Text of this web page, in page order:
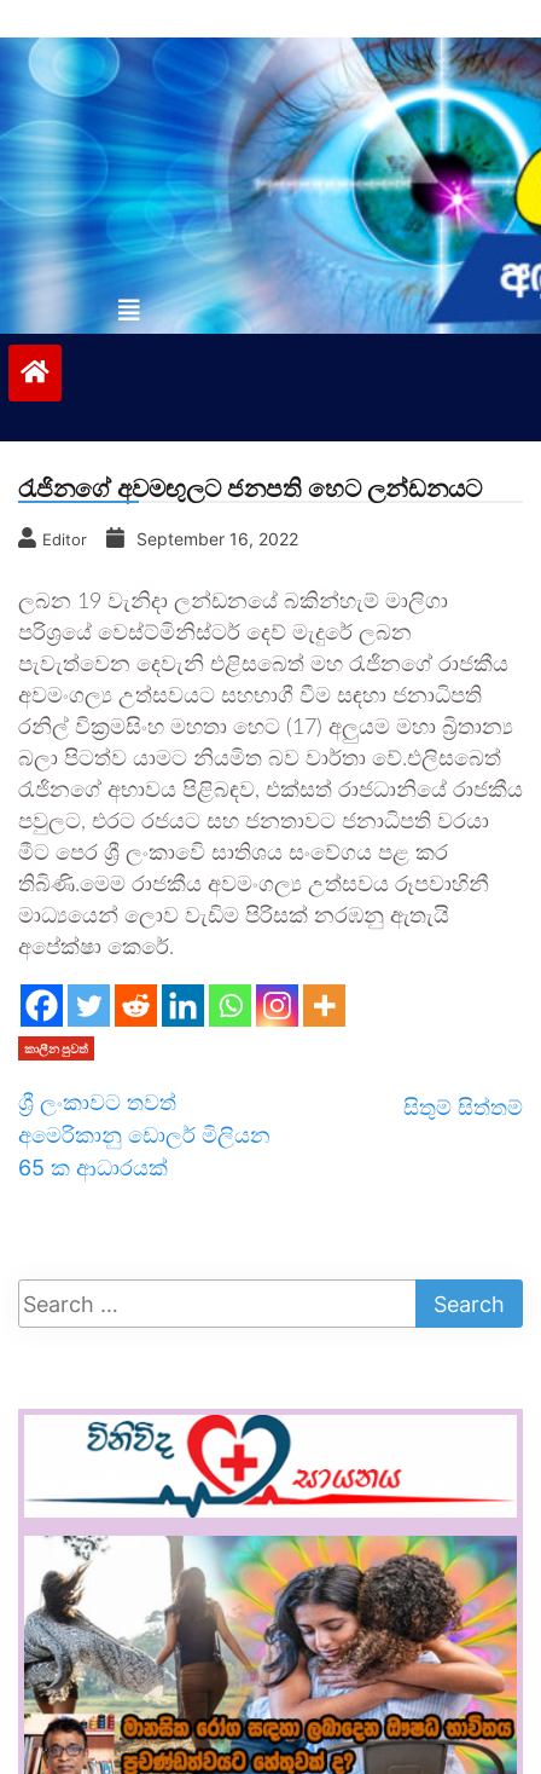
to
contentvinivida.lk
රැජිනගේ අවමඟුලට ජනපති හෙට ලන්ඩනයට
Editor September 16, 2022
ලබන 19 වැනිදා ලන්ඩනයේ බකින්හැම් මාලිගා
පරිශ්‍රයේ වෙස්ට්මිනිස්ටර් දෙව් මැදුරේ ලබන
පැවැත්වෙන දෙවැනි එළිසබෙත් මහ රැජිනගේ රාජකීය
අවමංගල්‍ය උත්සවයට සහභාගී වීම සඳහා ජනාධිපති
රනිල් වික්‍රමසිංහ මහතා හෙට (17) අලුයම මහා බ්‍රිතාන්‍ය
බලා පිටත්ව යාමට නියමිත බව වාර්තා වේ.එලිසබෙත්
රැජිනගේ අභාවය පිළිබඳව, එක්සත් රාජධානියේ රාජකීය
පවුලට, එරට රජයට සහ ජනතාවට ජනාධිපති වරයා
මීට පෙර ශ්‍රී ලංකාවෙි සාතිශය සංවේගය පළ කර
තිබිණි.මෙම රාජකීය අවමංගල්‍ය උත්සවය රූපවාහිනී
මාධ්‍යයෙන් ලොව වැඩිම පිරිසක් නරඹනු ඇතැ‍යි
අපේක්ෂා කෙරේ.
කාලීන පුවත්
ශ්‍රී ලංකාවට තවත්
අමෙරිකානු ඩොලර් මිලියන
65 ක ආධාරයක්
සිතුම් සිත්තම්